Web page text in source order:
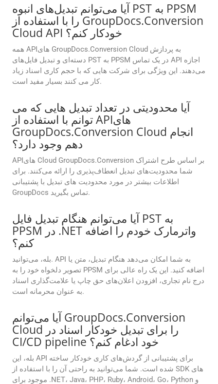
آیا می‌توانم تبدیل‌های انبوه PST به PPSM
را با استفاده از GroupDocs.Conversion
Cloud API خودکار کنم؟
همه APIهای GroupDocs.Conversion Cloud به پردازش
دسته‌ای و تبدیل فایل‌های PST به PPSM در یک تماس API اجازه
می‌دهند. این ویژگی برای شرکت هایی که با حجم کاری اسناد زیاد
کار می کنند بسیار مفید است.
آیا محدودیتی در تعداد تبدیل هایی که می
توانم با استفاده از APIهای
GroupDocs.Conversion Cloud انجام
دهم وجود دارد؟
APIهای Cloud GroupDocs.Conversion بر اساس طرح اشتراک
شما محدودیت‌های تبدیل انعطاف‌پذیری را ارائه می‌کنند. برای
اطلاعات بیشتر در مورد محدودیت های تبدیل با پشتیبانی
GroupDocs تماس بگیرید.
آیا می‌توانم هنگام تبدیل فایل PST به
PPSM در .NET واترمارک خودم را اضافه
کنم؟
بله، می‌توانید. API به شما امکان می‌دهد هنگام تبدیل، متن یا
تصویر دلخواه خود را به PPSM اضافه کنید. این یک راه عالی برای
درج نام تجاری، افزودن اعلان‌های حق چاپ یا علامت‌گذاری اسناد
به عنوان محرمانه است.
آیا می‌توانم GroupDocs.Conversion
Cloud را برای تبدیل خودکار اسناد در
CI/CD pipeline خود ادغام کنم؟
بله، این API برای پشتیبانی از گردش‌های کاری خودکار ساخته
شده است. شما می‌توانید به راحتی آن را با استفاده از SDK های
موجود برای .NET، Java، PHP، Ruby، Android، Go، Python و